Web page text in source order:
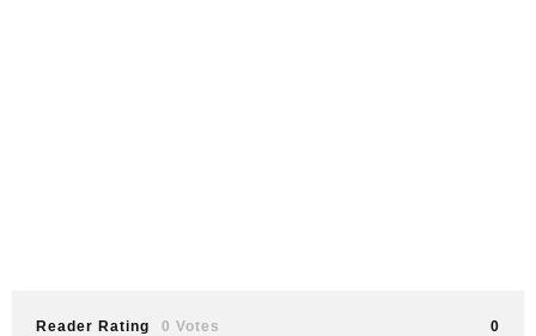
Reader Rating 0 Votes 0